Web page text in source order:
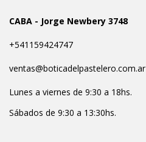
CABA - Jorge Newbery 3748
+541159424747
ventas@boticadelpastelero.com.ar
Lunes a viernes de 9:30 a 18hs.
Sábados de 9:30 a 13:30hs.